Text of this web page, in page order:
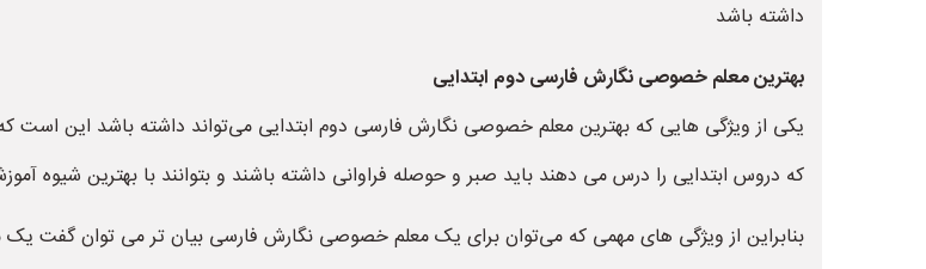
داشته باشد
بهترین معلم خصوصی نگارش فارسی دوم ابتدایی
یکی از ویژگی هایی که بهترین معلم خصوصی نگارش فارسی دوم ابتدایی می‌تواند داشته باشد این است
که دروس ابتدایی را درس می دهند باید صبر و حوصله فراوانی داشته باشند و بتوانند با بهترین شیوه
بنابراین از ویژگی های مهمی که می‌توان برای یک معلم خصوصی نگارش فارسی بیان تر می توان گفت